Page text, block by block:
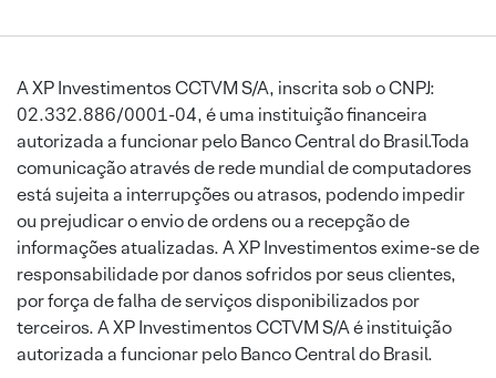
A XP Investimentos CCTVM S/A, inscrita sob o CNPJ:
02.332.886/0001-04, é uma instituição financeira
autorizada a funcionar pelo Banco Central do Brasil.Toda
comunicação através de rede mundial de computadores
está sujeita a interrupções ou atrasos, podendo impedir
ou prejudicar o envio de ordens ou a recepção de
informações atualizadas. A XP Investimentos exime-se de
responsabilidade por danos sofridos por seus clientes,
por força de falha de serviços disponibilizados por
terceiros. A XP Investimentos CCTVM S/A é instituição
autorizada a funcionar pelo Banco Central do Brasil.